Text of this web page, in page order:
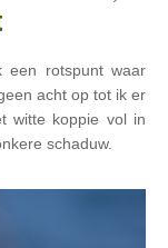
een rotspunt waar
acht op tot ik er
witte koppie vol in
schaduw.